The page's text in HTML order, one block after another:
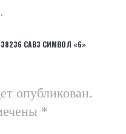
38236 CAB3 СИМВОЛ «6»
опубликован.
*